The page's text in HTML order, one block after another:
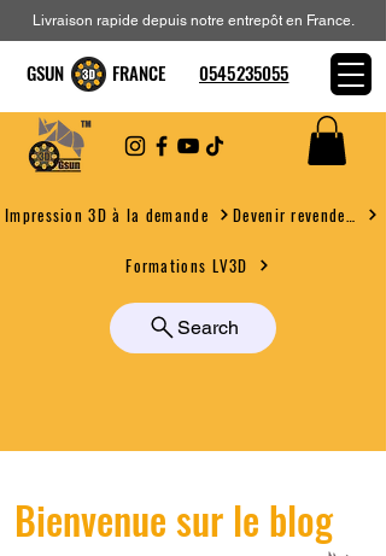
Impression 3D à la demande
Formations LV3D
Search
Livraison rapide depuis notre entrepôt en France.
GSUN FRANCE 0545235055
Bienvenue sur le blog